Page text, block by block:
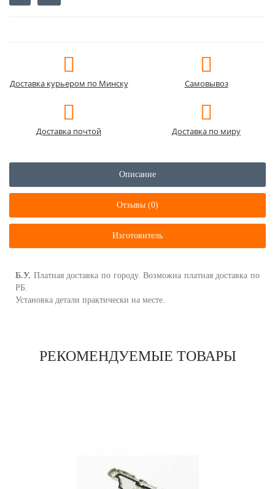
Доставка курьером по Минску Самовывоз
Доставка почтой Доставка по миру
Описание
Отзывы (0)
Изготовитель
Б.У. Платная доставка по городу. Возможна платная доставка по
РБ.
Установка детали практически на месте.
РЕКОМЕНДУЕМЫЕ ТОВАРЫ